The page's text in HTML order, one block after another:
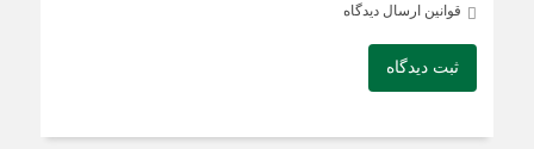
قوانین ارسال دیدگاه
ثبت دیدگاه